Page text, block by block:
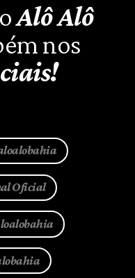
Alô Alô
nos
Oficial